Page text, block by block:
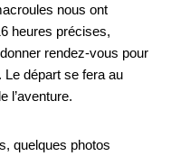
nous ont
heures précises,
rendez-vous pour
Le départ se fera au
l’aventure.
quelques photos